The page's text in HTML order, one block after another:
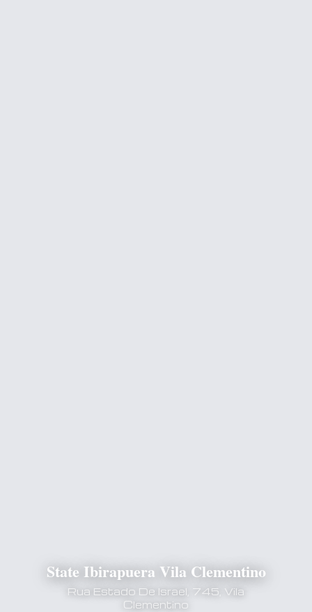
State Ibirapuera Vila Clementino
Rua Estado De Israel, 745, Vila
Clementino